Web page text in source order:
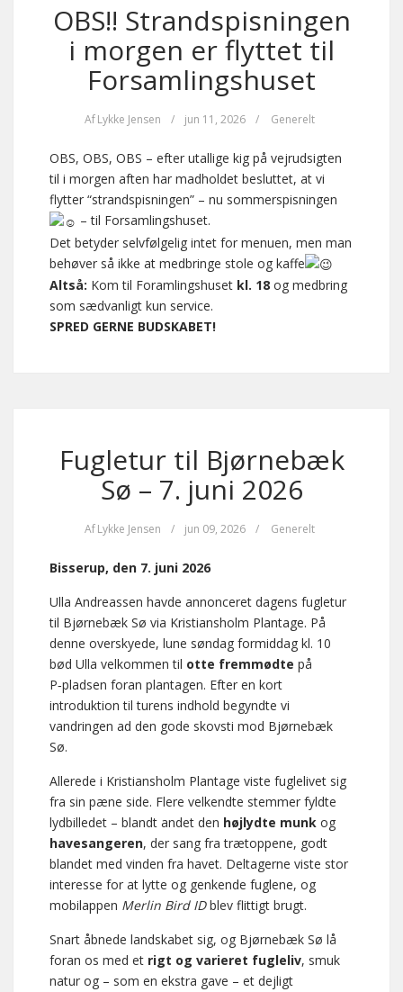
OBS!! Strandspisningen
i morgen er flyttet til
Forsamlingshuset
Af Lykke Jensen / jun 11, 2026 / Generelt
OBS, OBS, OBS – efter utallige kig på vejrudsigten
til i morgen aften har madholdet besluttet, at vi
flytter “strandspisningen” – nu sommerspisningen
– til Forsamlingshuset.
Det betyder selvfølgelig intet for menuen, men man
behøver så ikke at medbringe stole og kaffe
Altså: Kom til Foramlingshuset kl. 18 og medbring
som sædvanligt kun service.
SPRED GERNE BUDSKABET!
Fugletur til Bjørnebæk
Sø – 7. juni 2026
Af Lykke Jensen / jun 09, 2026 / Generelt
Bisserup, den 7. juni 2026
Ulla Andreassen havde annonceret dagens fugletur
til Bjørnebæk Sø via Kristiansholm Plantage. På
denne overskyede, lune søndag formiddag kl. 10
bød Ulla velkommen til otte fremmødte på
P‑pladsen foran plantagen. Efter en kort
introduktion til turens indhold begyndte vi
vandringen ad den gode skovsti mod Bjørnebæk
Sø.
Allerede i Kristiansholm Plantage viste fuglelivet sig
fra sin pæne side. Flere velkendte stemmer fyldte
lydbilledet – blandt andet den højlydte munk og
havesangeren, der sang fra trætoppene, godt
blandet med vinden fra havet. Deltagerne viste stor
interesse for at lytte og genkende fuglene, og
mobilappen Merlin Bird IDblev flittigt brugt.
Snart åbnede landskabet sig, og Bjørnebæk Sø lå
foran os med et rigt og varieret fugleliv, smuk
natur og – som en ekstra gave – et dejligt